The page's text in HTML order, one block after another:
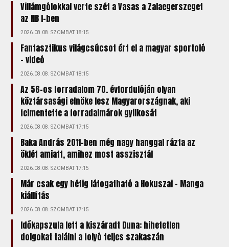
Villámgólokkal verte szét a Vasas a Zalaegerszeget
az NB I-ben
2026.08.08. SZOMBAT 18:15
Fantasztikus világcsúcsot ért el a magyar sportoló
- videó
2026.08.08. SZOMBAT 18:15
Az 56-os forradalom 70. évfordulóján olyan
köztársasági elnöke lesz Magyarországnak, aki
felmentette a forradalmárok gyilkosát
2026.08.08. SZOMBAT 17:15
Baka András 2011-ben még nagy hanggal rázta az
öklét amiatt, amihez most asszisztál
2026.08.08. SZOMBAT 17:15
Már csak egy hétig látogatható a Hokuszai – Manga
kiállítás
2026.08.08. SZOMBAT 17:15
Időkapszula lett a kiszáradt Duna: hihetetlen
dolgokat találni a folyó teljes szakaszán